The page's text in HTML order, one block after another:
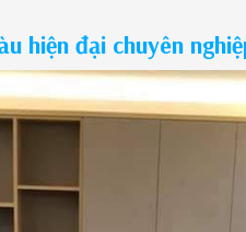
hiện đại chuyên